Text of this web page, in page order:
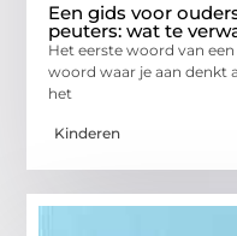
Een gids voor
peuters: wat te
Het eerste woord van
woord waar je aan denkt
het
Kinderen